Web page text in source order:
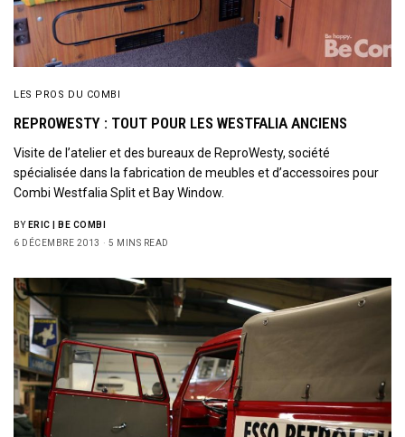
LES PROS DU COMBI
REPROWESTY : TOUT POUR LES WESTFALIA ANCIENS
Visite de l’atelier et des bureaux de ReproWesty, société
spécialisée dans la fabrication de meubles et d’accessoires pour
Combi Westfalia Split et Bay Window.
BY ERIC | BE COMBI
6 DÉCEMBRE 2013
5 MINS READ